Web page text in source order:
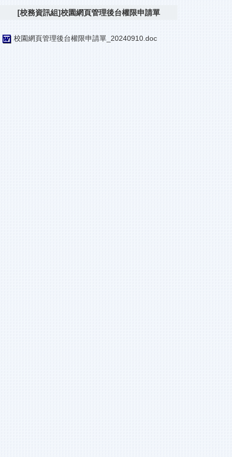
[校務資訊組]校園網頁管理後台權限申請單
校園網頁管理後台權限申請單_20240910.doc